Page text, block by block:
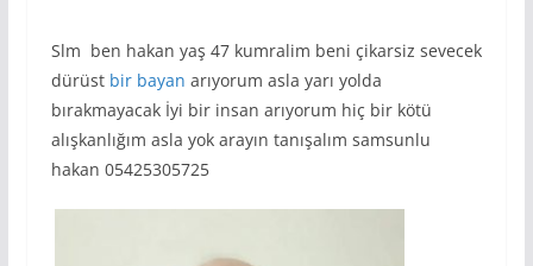
Slm ben hakan yaş 47 kumralim beni çikarsiz sevecek
dürüst bir bayan arıyorum asla yarı yolda
bırakmayacak İyi bir insan arıyorum hiç bir kötü
alışkanlığım asla yok arayın tanışalım samsunlu
hakan 05425305725